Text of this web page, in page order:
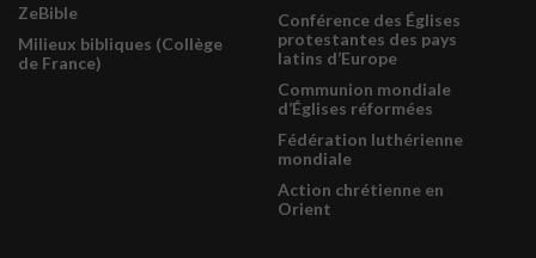
ZeBible
Milieux bibliques (Collège
de France)
Conférence des Églises
protestantes des pays
latins d’Europe
Communion mondiale
d’Églises réformées
Fédération luthérienne
mondiale
Action chrétienne en
Orient